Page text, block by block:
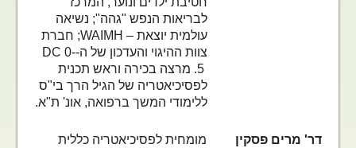
לבריאות הנפש "גהה"; נשיאה
עולמית יוצאת – WAIMH; חברת
צוות ההיגוי והעדכון של ה-DC 0-
5. מרצה בכירה וראש תכנית
לפסיכיאטריה של הגיל הרך בי"ס
ללימודי המשך ברפואה, אונ' ת"א.
דר' מרים פסקין מומחית לפסיכיאטריה כללית